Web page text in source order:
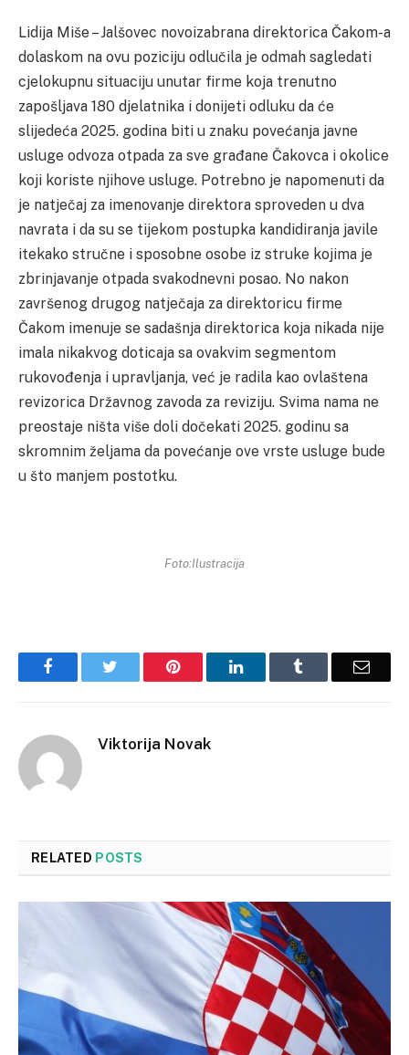
Lidija Miše – Jalšovec novoizabrana direktorica Čakom-a
dolaskom na ovu poziciju odlučila je odmah sagledati
cjelokupnu situaciju unutar firme koja trenutno
zapošljava 180 djelatnika i donijeti odluku da će
slijedeća 2025. godina biti u znaku povećanja javne
usluge odvoza otpada za sve građane Čakovca i okolice
koji koriste njihove usluge. Potrebno je napomenuti da
je natječaj za imenovanje direktora sproveden u dva
navrata i da su se tijekom postupka kandidiranja javile
itekako stručne i sposobne osobe iz struke kojima je
zbrinjavanje otpada svakodnevni posao. No nakon
završenog drugog natječaja za direktoricu firme
Čakom imenuje se sadašnja direktorica koja nikada nije
imala nikakvog doticaja sa ovakvim segmentom
rukovođenja i upravljanja, već je radila kao ovlaštena
revizorica Državnog zavoda za reviziju. Svima nama ne
preostaje ništa više doli dočekati 2025. godinu sa
skromnim željama da povećanje ove vrste usluge bude
u što manjem postotku.
Foto:Ilustracija
Facebook Pinterest LinkedIn Email
Viktorija Novak
RELATED POSTS